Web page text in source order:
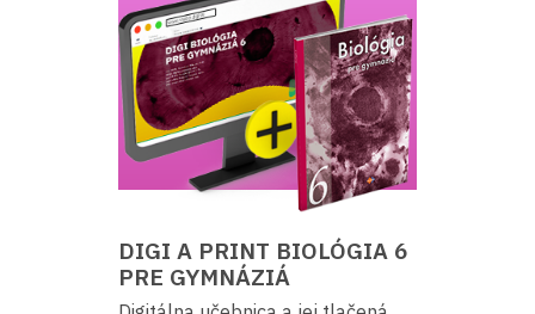
DIGI A PRINT BIOLÓGIA 6
PRE GYMNÁZIÁ